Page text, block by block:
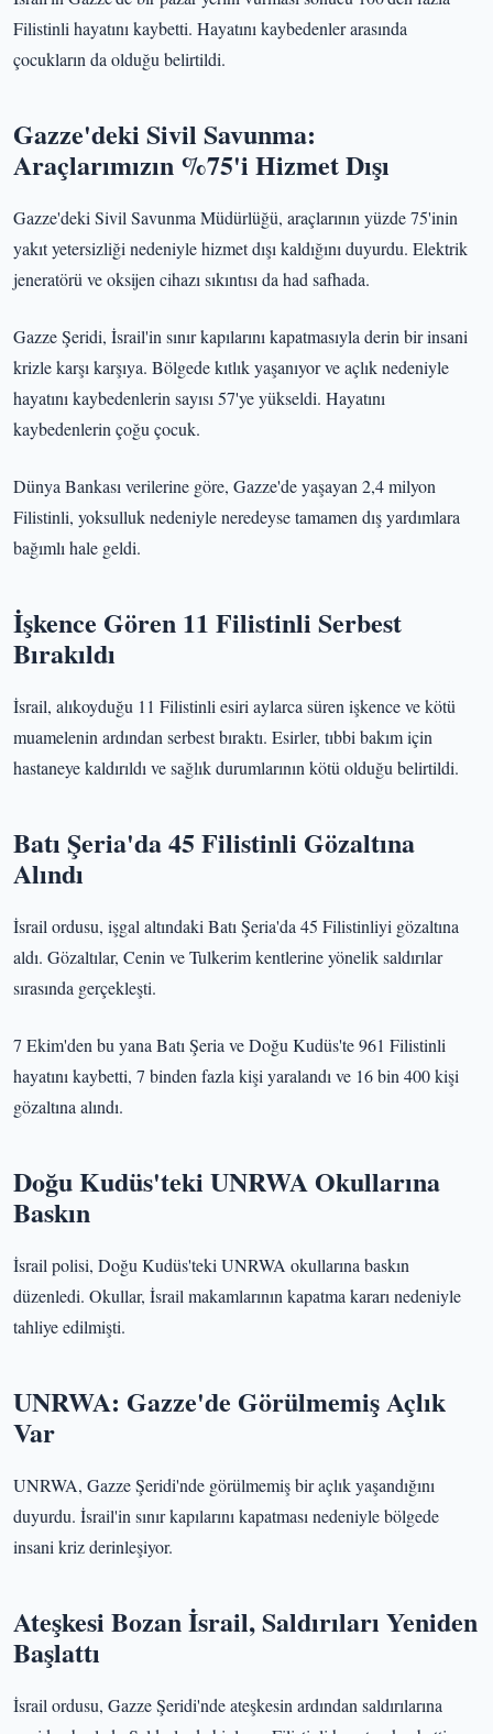
Filistinli hayatını kaybetti. Hayatını kaybedenler arasında
çocukların da olduğu belirtildi.
Gazze'deki Sivil Savunma:
Araçlarımızın %75'i Hizmet Dışı
Gazze'deki Sivil Savunma Müdürlüğü, araçlarının yüzde 75'inin
yakıt yetersizliği nedeniyle hizmet dışı kaldığını duyurdu. Elektrik
jeneratörü ve oksijen cihazı sıkıntısı da had safhada.
Gazze Şeridi, İsrail'in sınır kapılarını kapatmasıyla derin bir insani
krizle karşı karşıya. Bölgede kıtlık yaşanıyor ve açlık nedeniyle
hayatını kaybedenlerin sayısı 57'ye yükseldi. Hayatını
kaybedenlerin çoğu çocuk.
Dünya Bankası verilerine göre, Gazze'de yaşayan 2,4 milyon
Filistinli, yoksulluk nedeniyle neredeyse tamamen dış yardımlara
bağımlı hale geldi.
İşkence Gören 11 Filistinli Serbest
Bırakıldı
İsrail, alıkoyduğu 11 Filistinli esiri aylarca süren işkence ve kötü
muamelenin ardından serbest bıraktı. Esirler, tıbbi bakım için
hastaneye kaldırıldı ve sağlık durumlarının kötü olduğu belirtildi.
Batı Şeria'da 45 Filistinli Gözaltına
Alındı
İsrail ordusu, işgal altındaki Batı Şeria'da 45 Filistinliyi gözaltına
aldı. Gözaltılar, Cenin ve Tulkerim kentlerine yönelik saldırılar
sırasında gerçekleşti.
7 Ekim'den bu yana Batı Şeria ve Doğu Kudüs'te 961 Filistinli
hayatını kaybetti, 7 binden fazla kişi yaralandı ve 16 bin 400 kişi
gözaltına alındı.
Doğu Kudüs'teki UNRWA Okullarına
Baskın
İsrail polisi, Doğu Kudüs'teki UNRWA okullarına baskın
düzenledi. Okullar, İsrail makamlarının kapatma kararı nedeniyle
tahliye edilmişti.
UNRWA: Gazze'de Görülmemiş Açlık
Var
UNRWA, Gazze Şeridi'nde görülmemiş bir açlık yaşandığını
duyurdu. İsrail'in sınır kapılarını kapatması nedeniyle bölgede
insani kriz derinleşiyor.
Ateşkesi Bozan İsrail, Saldırıları Yeniden
Başlattı
İsrail ordusu, Gazze Şeridi'nde ateşkesin ardından saldırılarına